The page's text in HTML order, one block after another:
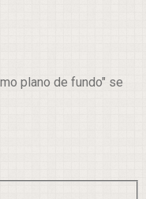
plano de fundo" se